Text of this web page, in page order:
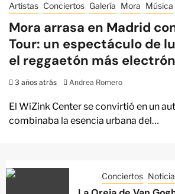
Artistas Conciertos Galería Mora Música
Mora arrasa en Madrid
Tour: un espectáculo de
el reggaetón más
3 años atrás Andrea Romero
El WiZink Center se convirtió en un
combinaba la esencia urbana del…
Conciertos